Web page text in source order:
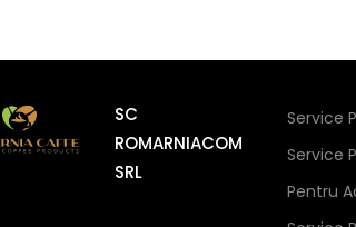
SC
ROMARNIACOM
SRL
Service
Service
Pentru